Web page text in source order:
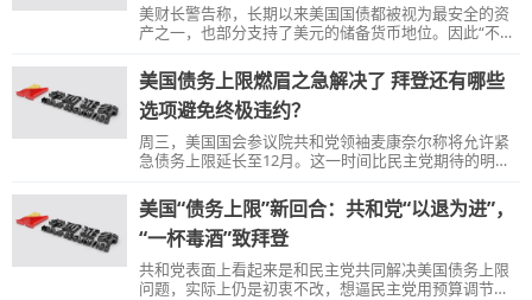
美财长警告称，长期以来美国国债都被视为最安全的资
产之一，也部分支持了美元的储备货币地位。因此“不履
务上限问题的最后期限”。参议院明日进行程序性投票将
试图暂停债务上限。
美国债务上限燃眉之急解决了 拜登还有哪些
选项避免终极违约？
周三，美国国会参议院共和党领袖麦康奈尔称将允许紧
急债务上限延长至12月。这一时间比民主党期待的明年
表明总统拜登短期施压有效。拜登还有哪些选项，可以
避免美国终极违约？
美国“债务上限”新回合：共和党“以退为进”，
“一杯毒酒”致拜登
共和党表面上看起来是和民主党共同解决美国债务上限
问题，实际上仍是初衷不改，想逼民主党用预算调节程